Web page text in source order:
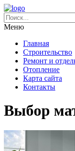
Меню
Главная
Строительство
Ремонт и
Отопление
Карта сайта
Контакты
Выбор